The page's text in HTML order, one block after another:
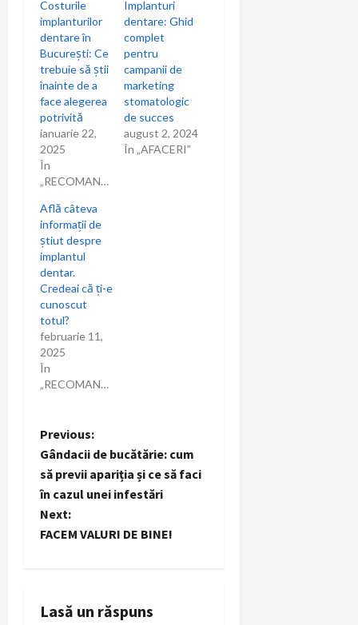
Costurile
implanturilor
dentare în
București: Ce
trebuie să știi
înainte de a
face alegerea
potrivită
ianuarie 22,
2025
În
„RECOMANDARI”
Implanturi
dentare: Ghid
complet
pentru
campanii de
marketing
stomatologic
de succes
august 2, 2024
În „AFACERI”
Află câteva
informații de
știut despre
implantul
dentar.
Credeai că ți-e
cunoscut
totul?
februarie 11,
2025
În
„RECOMANDARI”
P
o
s
t
a
Previous:
Gândacii de bucătărie: cum
să previi apariția și ce să faci
în cazul unei infestări
Next:
FACEM VALURI DE BINE!
Lasă un răspuns